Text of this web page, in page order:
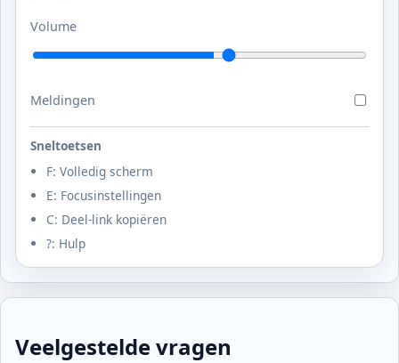
Volume
Meldingen
Sneltoetsen
F: Volledig scherm
E: Focusinstellingen
C: Deel-link kopiëren
?: Hulp
Veelgestelde vragen